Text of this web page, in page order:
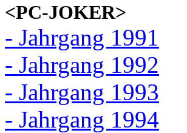
<PC-JOKER>
- Jahrgang 1991
- Jahrgang 1992
- Jahrgang 1993
- Jahrgang 1994